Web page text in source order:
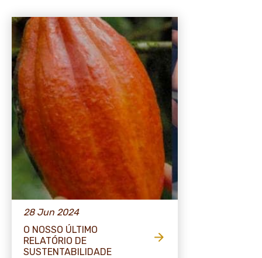
28 Jun 2024
O NOSSO ÚLTIMO
RELATÓRIO DE
SUSTENTABILIDADE